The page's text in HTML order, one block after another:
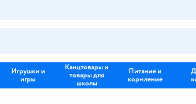
Игрушки и
игры
Канцтовары и
товары для
школы
Питание и
кормление